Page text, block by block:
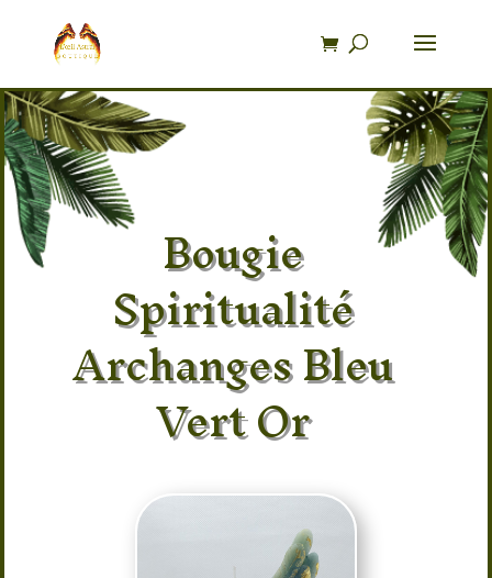
produits
Bougie
Spiritualité
Archanges Bleu
Vert Or